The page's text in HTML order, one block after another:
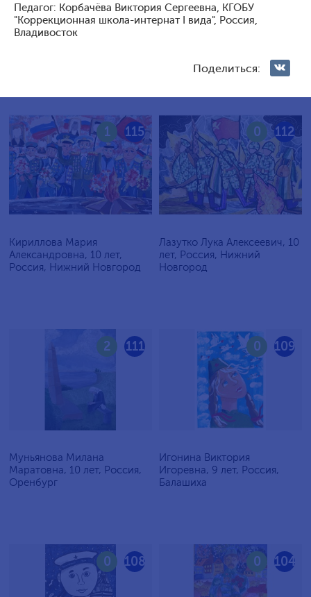
Педагог: Корбачёва Виктория Сергеевна, КГОБУ
"Коррекционная школа-интернат I вида", Россия,
Владивосток
Поделиться:
Павлова Ярослава
Геннадьевна, 9 лет, Россия,
Мартый-оол Анчы-Белек
115
1
Кириллова Мария
Александровна, 10 лет,
Россия, Нижний Новгород
112
0
Лазутко Лука Алексеевич, 10
лет, Россия, Нижний
Новгород
111
2
Муньянова Милана
Маратовна, 10 лет, Россия,
Оренбург
109
0
Игонина Виктория
Игоревна, 9 лет, Россия,
Балашиха
108
0 104
0